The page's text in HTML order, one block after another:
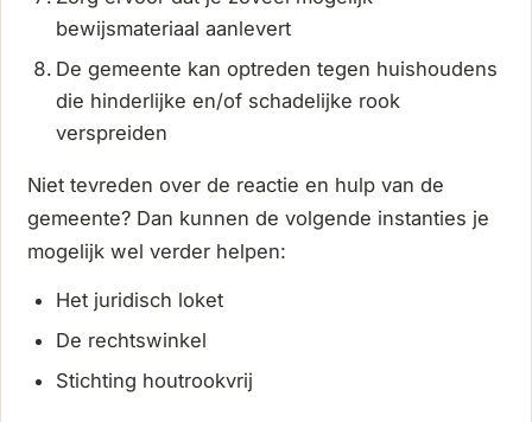
bewijsmateriaal aanlevert
De gemeente kan optreden tegen huishoudens
die hinderlijke en/of schadelijke rook
verspreiden
Niet tevreden over de reactie en hulp van de
gemeente? Dan kunnen de volgende instanties je
mogelijk wel verder helpen:
Het juridisch loket
De rechtswinkel
Stichting houtrookvrij